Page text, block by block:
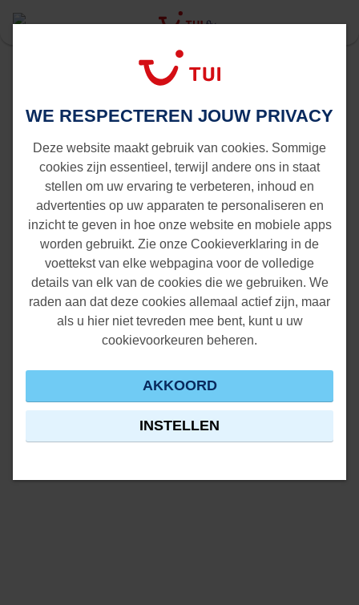
Gran Canaria
Rotterdam naar Gran Canaria
Vluchten van Rotterdam naar
Gran Canaria
WE RESPECTEREN JOUW PRIVACY
Deze website maakt gebruik van cookies. Sommige
cookies zijn essentieel, terwijl andere ons in staat
stellen om uw ervaring te verbeteren, inhoud en
advertenties op uw apparaten te personaliseren en
inzicht te geven in hoe onze website en mobiele apps
worden gebruikt. Zie onze Cookieverklaring in de
voettekst van elke webpagina voor de volledige
details van elk van de cookies die we gebruiken. We
raden aan dat deze cookies allemaal actief zijn, maar
als u hier niet tevreden mee bent, kunt u uw
cookievoorkeuren beheren.
AKKOORD
INSTELLEN